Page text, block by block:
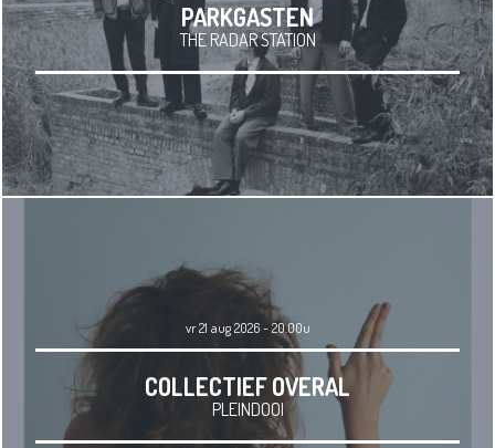
PARKGASTEN
THE RADAR STATION
vr 21 aug 2026 - 20.00u
COLLECTIEF OVERAL
PLEINDOOI